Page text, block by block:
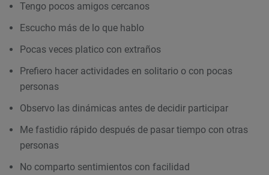
Tengo pocos amigos cercanos
Escucho más de lo que hablo
Pocas veces platico con extraños
Prefiero hacer actividades en solitario o con pocas
personas
Observo las dinámicas antes de decidir participar
Me fastidio rápido después de pasar tiempo con otras
personas
No comparto sentimientos con facilidad